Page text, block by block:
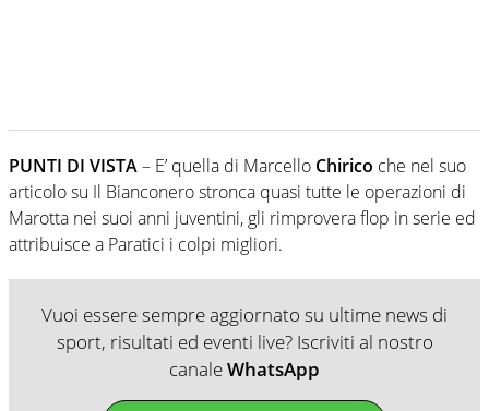
PUNTI DI VISTA– E’ quella di Marcello Chirico che nel suo
articolo su Il Bianconero stronca quasi tutte le operazioni di
Marotta nei suoi anni juventini, gli rimprovera flop in serie ed
attribuisce a Paratici i colpi migliori.
Vuoi essere sempre aggiornato su ultime news di
sport, risultati ed eventi live? Iscriviti al nostro
canaleWhatsApp